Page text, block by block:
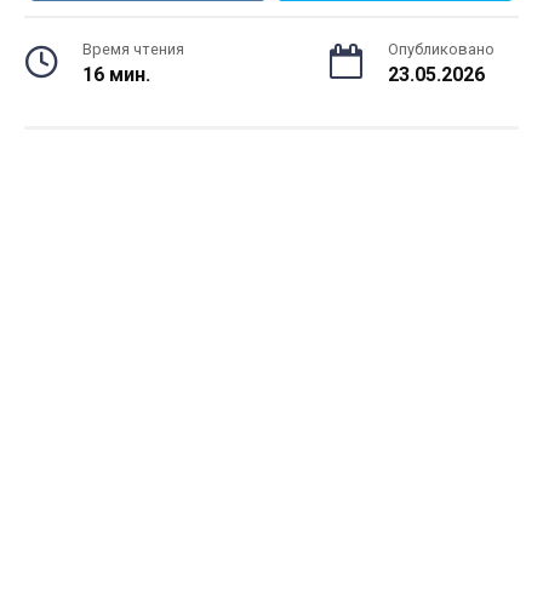
Время чтения
16 мин.
Опубликовано
23.05.2026